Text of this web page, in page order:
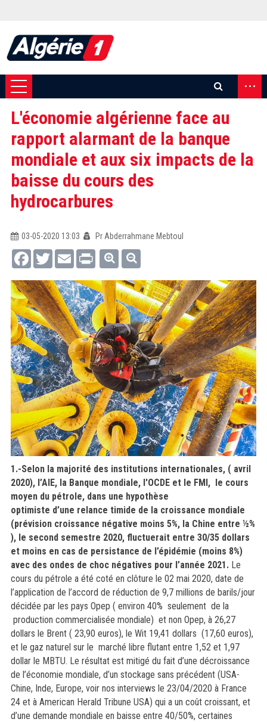
...
L'économie algérienne face au
rapport alarmant de la banque
mondiale et aux six impacts de la
baisse du cours des
hydrocarbures
03-05-2020 13:03
Pr Abderrahmane Mebtoul
FacebookTwitterEmail Print
1.-Selon la majorité des institutions internationales, ( avril
2020), l’AIE, la Banque mondiale, l'OCDE et le FMI, le cours
moyen du pétrole, dans une hypothèse
optimiste d’une relance timide de la croissance mondiale
(prévision croissance négative moins 5%, la Chine entre ½%
), le second semestre 2020, fluctueraitentre 30/35 dollars
et moins en cas de persistance de l’épidémie (moins 8%)
avec des ondes de choc négatives pour l’année 2021. Le
cours du pétrole a été coté en clôture le 02 mai 2020, date de
l’application de l’accord de réduction de 9,7 millions de barils/jour
décidée par les pays Opep ( environ 40% seulement de la
production commercialisée mondiale) et non Opep, à 26,27
dollars le Brent ( 23,90 euros), le Wit 19,41 dollars (17,60 euros),
et le gaz naturel sur le marché libre flutant entre 1,52 et 1,97
dollar le MBTU. Le résultat est mitigé du fait d’une décroissance
de l’économie mondiale, d’un stockage sans précédent (USA-
Chine, Inde, Europe, voir nos interviews le 23/04/2020 à France
24 et à American Herald Tribune USA) qui a un coût croissant, et
d’une demande mondiale en baisse entre 40/50%, certaines